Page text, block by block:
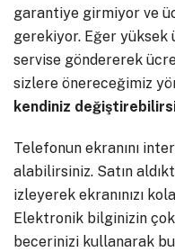
garantiye girmiyor ve
gerekiyor. Eğer yüksek
servise göndererek
sizlere önereceğimiz
kendiniz
Telefonun ekranını
alabilirsiniz. Satın
izleyerek ekranınızı
Elektronik bilginizin
becerinizi kullanarak